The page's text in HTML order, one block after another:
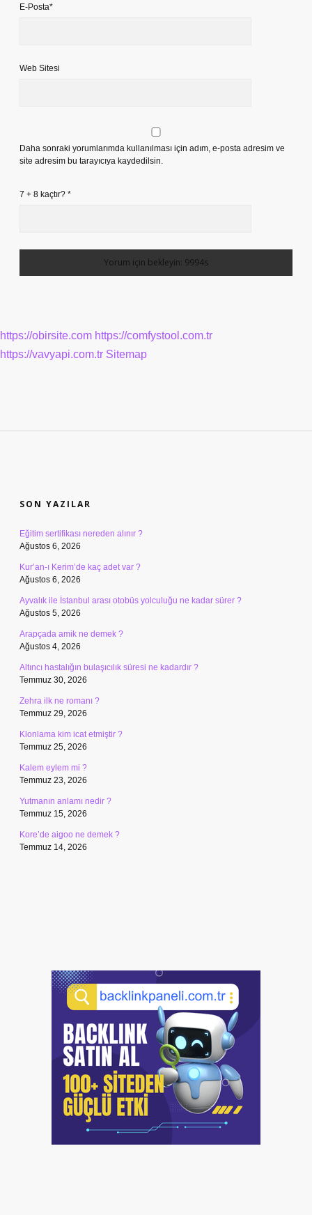
E-Posta*
Web Sitesi
Daha sonraki yorumlarımda kullanılması için adım, e-posta adresim ve
site adresim bu tarayıcıya kaydedilsin.
7 + 8 kaçtır? *
https://obirsite.com https://comfystool.com.tr
https://vavyapi.com.tr Sitemap
SON YAZILAR
Eğitim sertifikası nereden alınır ?
Ağustos 6, 2026
Kur’an-ı Kerim’de kaç adet var ?
Ağustos 6, 2026
Ayvalık ile İstanbul arası otobüs yolculuğu ne kadar sürer ?
Ağustos 5, 2026
Arapçada amik ne demek ?
Ağustos 4, 2026
Altıncı hastalığın bulaşıcılık süresi ne kadardır ?
Temmuz 30, 2026
Zehra ilk ne romanı ?
Temmuz 29, 2026
Klonlama kim icat etmiştir ?
Temmuz 25, 2026
Kalem eylem mi ?
Temmuz 23, 2026
Yutmanın anlamı nedir ?
Temmuz 15, 2026
Kore’de aigoo ne demek ?
Temmuz 14, 2026